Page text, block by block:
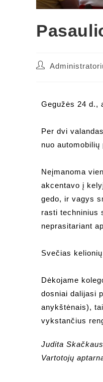
Gegužės 24 d.,
Per dvi
nuo
Neįmanoma
akcentavo į
gedo, ir vagys
rasti techninius
neprasitariant
Svečias
Dėkojame
dosniai dalijasi
anykštėnais),
vykstančius
Judita
Vartotojų